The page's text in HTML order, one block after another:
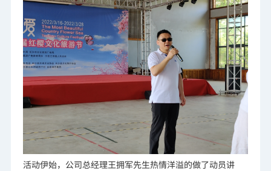
活动伊始，公司总经理王拥军先生热情洋溢的做了动员讲